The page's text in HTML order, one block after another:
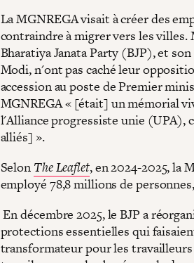
La MGNREGA visait à créer des
contraindre à migrer vers les
Bharatiya Janata Party (BJP), et
Modi, n'ont pas caché leur
accession au poste de Premier
MGNREGA « [était] un mémorial
l'Alliance progressiste unie (UPA),
alliés] ».
Selon The Leaflet, en 2024-2025, la
employé 78,8 millions de
En décembre 2025, le BJP a
protections essentielles qui
transformateur pour les